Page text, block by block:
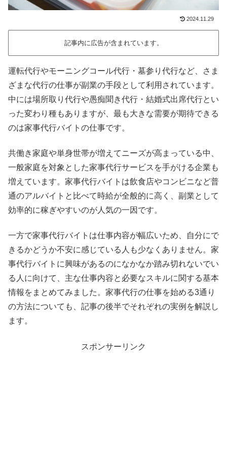
2024.11.29
記事内に広告が含まれています。
運転代行やモーニングコール代行・墓参り代行など、さま
ざまな代行の仕事が副業の手段として利用されています。
中には場所取り代行や愚痴聞き代行・結婚式出席代行とい
った変わり種もありますが、最も大きな需要が期待できる
のは家事代行バイトの仕事です。
共働き家庭や単身世帯が増えてニーズが高まっている中、
一般家庭を対象とした家事代行サービスを手がける企業も
増えています。家事代行バイトは飲食店やコンビニなど普
通のアルバイトと比べて時給が全般的に高く、副業として
効率的に稼ぎやすいのが人気の一因です。
一方で家事代行バイトは仕事内容が幅広いため、自分にで
きるかどうか不安に感じている人も少なくありません。家
事代行バイトに興味があるのになかなか踏み切れないでい
る人に向けて、主な仕事内容と必要なスキルに関する基本
情報をまとめてみました。家事代行の仕事を始める3通り
の方法についても、記事の後半でそれぞれの実例を解説し
ます。
スポンサーリンク